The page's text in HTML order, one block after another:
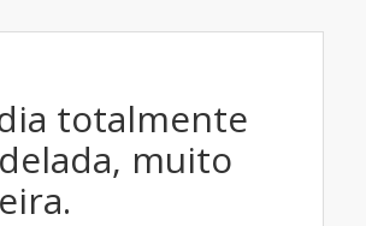
totalmente
muito